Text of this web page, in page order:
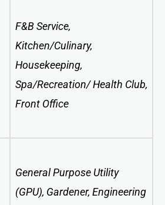
F&B Service,
Kitchen/Culinary,
Housekeeping,
Spa/Recreation/ Health Club,
Front Office
General Purpose Utility
(GPU), Gardener, Engineering